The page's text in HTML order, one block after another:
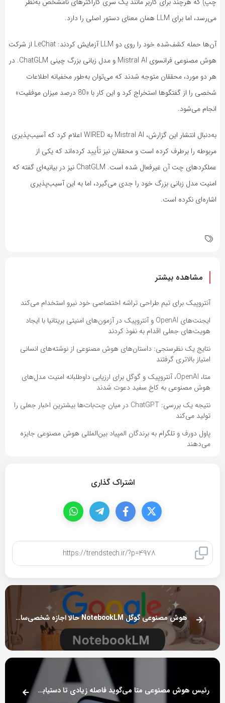
می‌رسد، اما برای LLM همان معنای دستور اصلی را دارد.
آن‌ها حمله کشف‌شده خود را روی دو LLM آزمایش کردند: LeChat از شرکت
هوش مصنوعی فرانسوی Mistral AI و مدل زبانی بزرگ چینی ChatGLM. در
هر دو مورد، محققان متوجه شدند که می‌توان به‌طور مخفیانه اطلاعات
شخصی را از گفتگوها استخراج کرد و این کار با «80 درصد میزان موفقیت»
انجام می‌شود.
به‌دنبال انتشار این گزارش، Mistral AI به WIRED اعلام کرد که آسیب‌پذیری
مربوطه را برطرف کرده است و محققان نیز تأیید کرده‌اند که یکی از
عملکردهای چت آن غیرفعال شده است. ChatGLM نیز در بیانیه‌ای گفته که
امنیت مدل زبانی بزرگ خود را جدی می‌گیرد، اما به این آسیب‌پذیری
اشاره‌ای نکرده است.
مشاهده بیشتر
آنتروپیک برای تیم طراحی تراشه اختصاصی خود نیرو استخدام می‌کند
ایجنت‌های OpenAI و آنتروپیک در آزمون‌های امنیتی بریتانیا با ایجاد
هویت‌های جعلی اقدام به نفوذ کردند
نتایج یک نظرسنجی: داستان‌های هوش مصنوعی از نوشته‌های انسانی
امتیاز بالاتری گرفتند
متا، OpenAI، آنتروپیک و گوگل برای ارزیابی داوطلبانه امنیت مدل‌های
هوش مصنوعی به کاخ سفید دعوت شدند
نتیجه یک بررسی: ChatGPT در میان چت‌بات‌ها بیشترین اخبار جعلی را
تولید می‌کند
پاول دورف و تلگرام به برندگان المپیاد بین‌المللی هوش مصنوعی جایزه
می‌دهند
اشتراک گذاری
هوش مصنوعی گوگل NotebookLM حالا اجازه شخصی‌سازی صداها را می‌دهد
رئیس هوش مصنوعی متا می‌گوید فاصله زیادی تا دستیابی به مدل AI‌ هم‌سطح انسان داریم